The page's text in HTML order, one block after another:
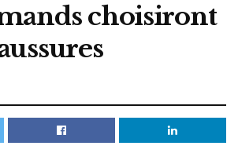
choisiront